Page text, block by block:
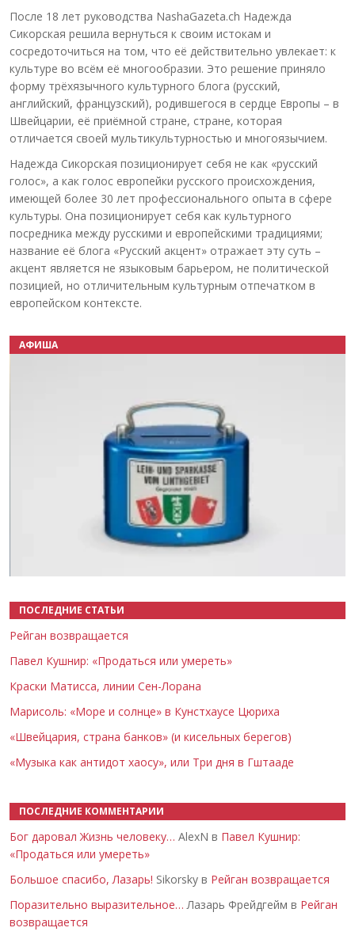
После 18 лет руководства NashaGazeta.ch Надежда
Сикорская решила вернуться к своим истокам и
сосредоточиться на том, что её действительно увлекает: к
культуре во всём её многообразии. Это решение приняло
форму трёхязычного культурного блога (русский,
английский, французский), родившегося в сердце Европы – в
Швейцарии, её приёмной стране, стране, которая
отличается своей мультикультурностью и многоязычием.
Надежда Сикорская позиционирует себя не как «русский
голос», а как голос европейки русского происхождения,
имеющей более 30 лет профессионального опыта в сфере
культуры. Она позиционирует себя как культурного
посредника между русскими и европейскими традициями;
название её блога «Русский акцент» отражает эту суть –
акцент является не языковым барьером, не политической
позицией, но отличительным культурным отпечатком в
европейском контексте.
АФИША
ПОСЛЕДНИЕ СТАТЬИ
Рейган возвращается
Павел Кушнир: «Продаться или умереть»
Краски Матисса, линии Сен-Лорана
Марисоль: «Море и солнце» в Кунстхаусе Цюриха
«Швейцария, страна банков» (и кисельных берегов)
«Музыка как антидот хаосу», или Три дня в Гштааде
ПОСЛЕДНИЕ КОММЕНТАРИИ
Бог даровал Жизнь человеку… AlexN в Павел Кушнир:
«Продаться или умереть»
Большое спасибо, Лазарь! Sikorsky в Рейган возвращается
Поразительно выразительное… Лазарь Фрейдгейм в Рейган
возвращается